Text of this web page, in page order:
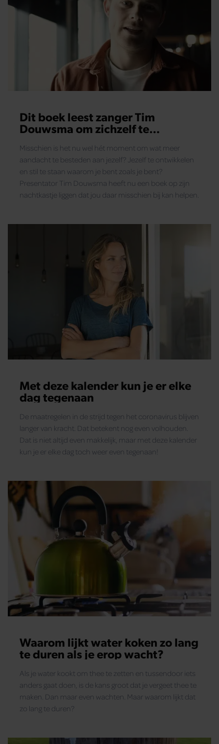
Dit boek leest zanger Tim
Douwsma om zichzelf te
Misschien is het nu wel hét moment om wat meer
aandacht te besteden aan jezelf? Jezelf te ontwikkelen
en stil te staan waarom je bent zoals je bent?
Presentator Tim Douwsma heeft nu een boek op zijn
nachtkastje liggen dat jou daar misschien bij kan helpen.
Met deze kalender kun je er elke
dag tegenaan
De maatregelen in de strijd tegen het coronavirus blijven
langer van kracht. Dat betekent nog even volhouden.
Dat is niet altijd even makkelijk, maar met deze kalender
kun je er elke dag toch weer even tegenaan!
Waarom lijkt water koken zo lang
te duren als je erop wacht?
Als je water kookt om thee te zetten en tussendoor iets
anders gaat doen, is de kans groot dat je vergeet thee te
maken. Dan maar even wachten. Maar waarom lijkt dat
zo lang te duren?